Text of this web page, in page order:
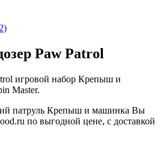
Paw Patrol
игровой набор Крепыш и
Master.
патруль Крепыш и машинка Вы
по выгодной цене, с доставкой